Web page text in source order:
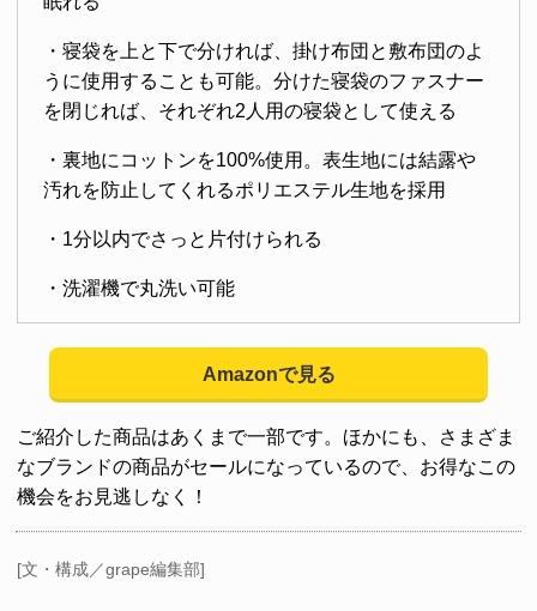
・寝袋を上と下で分ければ、掛け布団と敷布団のよ
うに使用することも可能。分けた寝袋のファスナー
を閉じれば、それぞれ2人用の寝袋として使える
・裏地にコットンを100%使用。表生地には結露や
汚れを防止してくれるポリエステル生地を採用
・1分以内でさっと片付けられる
・洗濯機で丸洗い可能
Amazonで見る
ご紹介した商品はあくまで一部です。ほかにも、さまざま
なブランドの商品がセールになっているので、お得なこの
機会をお見逃しなく！
[文・構成／grape編集部]